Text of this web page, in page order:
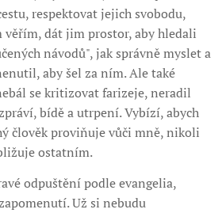
respektovat jejich svobodu,
dát jim prostor, aby hledali
návodů", jak správně myslet a
aby šel za ním. Ale také
se kritizovat farizeje, neradil
bídě a utrpení. Vybízí, abych
člověk proviňuje vůči mně, nikoli
ostatním.
odpuštění podle evangelia,
Už si nebudu